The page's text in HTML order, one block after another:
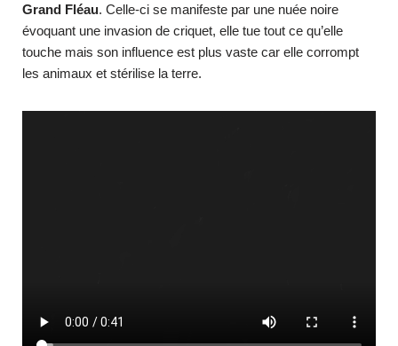
Grand Fléau. Celle-ci se manifeste par une nuée noire
évoquant une invasion de criquet, elle tue tout ce qu’elle
touche mais son influence est plus vaste car elle corrompt
les animaux et stérilise la terre.